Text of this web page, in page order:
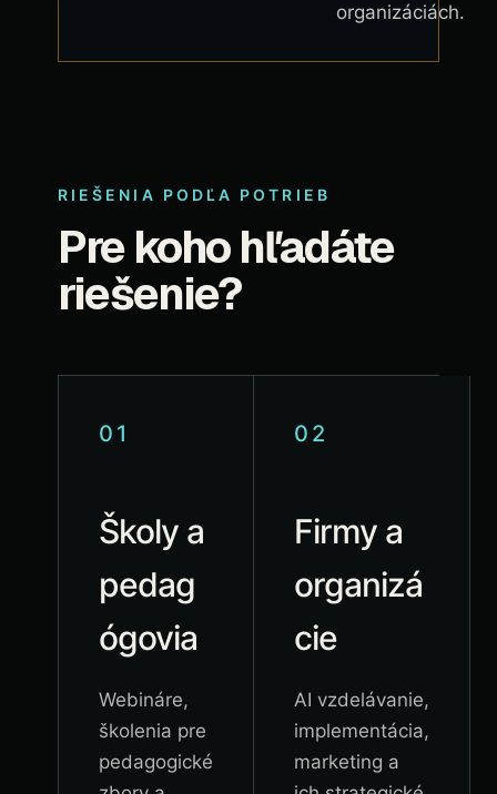
organizáciách.
RIEŠENIA PODĽA POTRIEB
Pre koho hľadáte
riešenie?
01
Školy a
pedag
ógovia
Webináre,
školenia pre
pedagogické
02
Firmy a
organizá
cie
AI vzdelávanie,
implementácia,
marketing a